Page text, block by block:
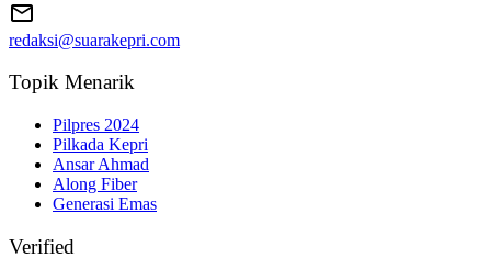
redaksi@suarakepri.com
Topik Menarik
Pilpres 2024
Pilkada Kepri
Ansar Ahmad
Along Fiber
Generasi Emas
Verified